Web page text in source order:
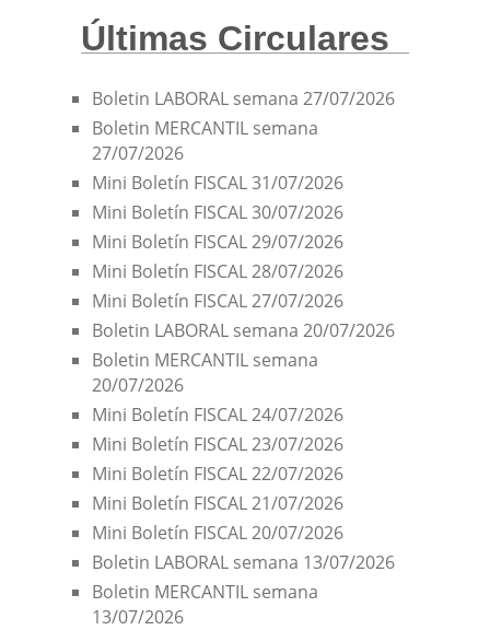
Últimas Circulares
Boletin LABORAL semana 27/07/2026
Boletin MERCANTIL semana
27/07/2026
Mini Boletín FISCAL 31/07/2026
Mini Boletín FISCAL 30/07/2026
Mini Boletín FISCAL 29/07/2026
Mini Boletín FISCAL 28/07/2026
Mini Boletín FISCAL 27/07/2026
Boletin LABORAL semana 20/07/2026
Boletin MERCANTIL semana
20/07/2026
Mini Boletín FISCAL 24/07/2026
Mini Boletín FISCAL 23/07/2026
Mini Boletín FISCAL 22/07/2026
Mini Boletín FISCAL 21/07/2026
Mini Boletín FISCAL 20/07/2026
Boletin LABORAL semana 13/07/2026
Boletin MERCANTIL semana
13/07/2026